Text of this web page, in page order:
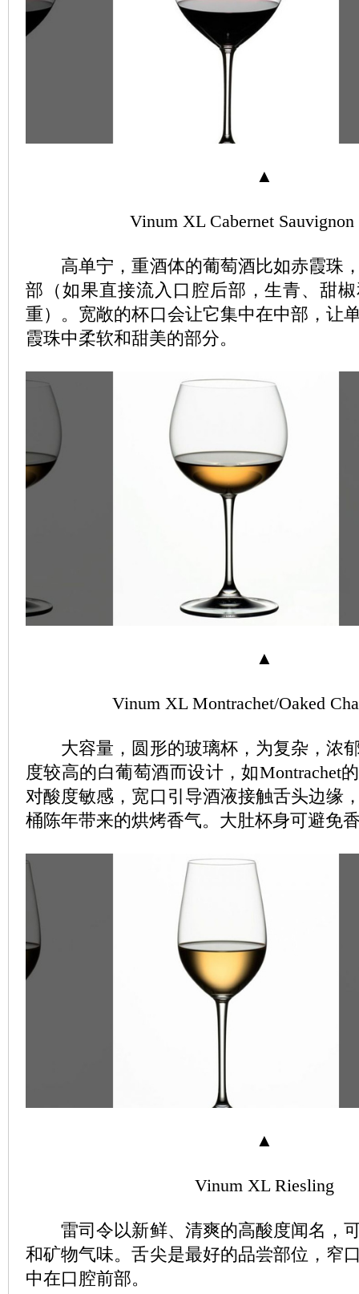
▲
Vinum XL Cabernet Sauvignon
高单宁，重酒体的葡萄酒比如赤霞珠
部（如果直接流入口腔后部，生青、甜
重）。宽敞的杯口会让它集中在中部，让
霞珠中柔软和甜美的部分。
▲
Vinum XL Montrachet/Oaked
大容量，圆形的玻璃杯，为复杂，浓
度较高的白葡萄酒而设计，如Montrachet
对酸度敏感，宽口引导酒液接触舌头边缘
桶陈年带来的烘烤香气。大肚杯身可避免
▲
Vinum XL Riesling
雷司令以新鲜、清爽的高酸度闻名，
和矿物气味。舌尖是最好的品尝部位，窄
中在口腔前部。